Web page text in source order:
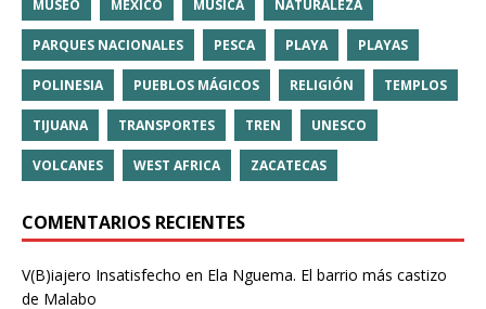
MUSEO MÉXICO MÚSICA NATURALEZA
PARQUES NACIONALES PESCA PLAYA PLAYAS
POLINESIA PUEBLOS MÁGICOS RELIGIÓN TEMPLOS
TIJUANA TRANSPORTES TREN UNESCO
VOLCANES WEST AFRICA ZACATECAS
COMENTARIOS RECIENTES
V(B)iajero Insatisfecho en Ela Nguema. El barrio más castizo
de Malabo